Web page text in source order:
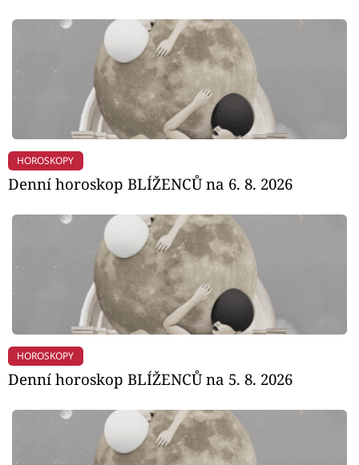
HOROSKOPY
Denní horoskop BLÍŽENCŮ na 6. 8. 2026
HOROSKOPY
Denní horoskop BLÍŽENCŮ na 5. 8. 2026